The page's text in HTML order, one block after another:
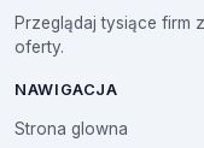
Przeglądaj tysiące firm
oferty.
NAWIGACJA
Strona glowna